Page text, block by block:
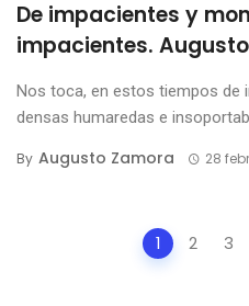
De impacientes y
impacientes.
Nos toca, en estos tiempos de
densas humaredas e
By Augusto Zamora 28
1 2 3